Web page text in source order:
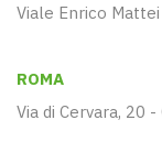
Viale Enrico
ROMA
Via di Cervara, 20